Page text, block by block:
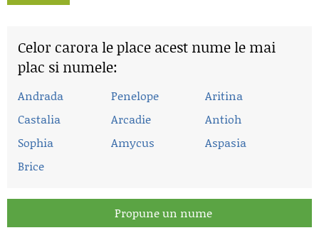
Celor carora le place acest nume le mai
plac si numele:
Andrada Penelope
Aritina
Castalia
Arcadie
Antioh
Sophia
Amycus
Aspasia
Brice
Propune un nume